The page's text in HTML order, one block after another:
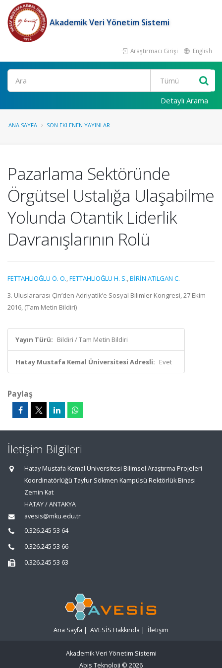
Akademik Veri Yönetim Sistemi
Araştırmacı Girişi English
Ara
Detaylı Arama
ANA SAYFA SON EKLENEN YAYINLAR
Pazarlama Sektöründe
Örgütsel Ustalığa Ulaşabilme
Yolunda Otantik Liderlik
Davranışlarının Rolü
FETTAHLIOĞLU Ö. O.,FETTAHLIOĞLU H. S.,BİRİN ATILGAN C.
3. Uluslararası Çin’den Adriyatik’e Sosyal Bilimler Kongresi, 27 Ekim
2016, (Tam Metin Bildiri)
Yayın Türü: Bildiri / Tam Metin Bildiri
Hatay Mustafa Kemal Üniversitesi Adresli: Evet
Paylaş
İletişim Bilgileri
Hatay Mustafa Kemal Üniversitesi Bilimsel Araştırma Projeleri
Koordinatörlüğü Tayfur Sökmen Kampüsü Rektörlük Binası
Zemin Kat
HATAY / ANTAKYA
avesis@mku.edu.tr
0.326.245 53 64
0.326.245 53 66
0.326.245 53 63
Ana Sayfa | AVESİS Hakkında | İletişim
Akademik Veri Yönetim Sistemi
Abis Teknoloji © 2026